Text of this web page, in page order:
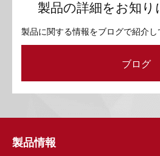
製品の詳細をお知
製品に関する情報をブログで紹介し
ブログ
製品情報